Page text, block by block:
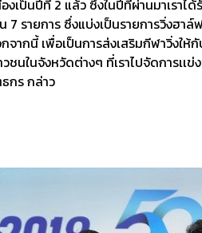
เป็นปีที่ 2 แล้ว ซึ่งในปีที่ผ่านมาเรา
รายการ ซึ่งแบ่งเป็นรายการวิ่งฮาล์
กจากนี้ เพื่อเป็นการส่งเสริมกีฬาวิ่ง
ชนในจังหวัดต่างๆ ที่เราไปจัดการ
กร กล่าว